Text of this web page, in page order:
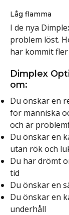
Låg flamma
I de nya
problem löst.
har kommit
Dimplex
om:
Du önskar en
för människa
och är
Du önskar en
utan rök och
Du har drömt
tid
Du önskar en
Du önskar en
underhåll